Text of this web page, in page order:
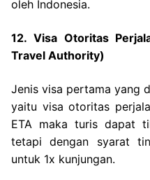
oleh Indonesia.
12. Visa Otoritas
Travel Authority)
Jenis visa pertama yang
yaitu visa otoritas
ETA maka turis dapat
tetapi dengan syarat
untuk 1x kunjungan.